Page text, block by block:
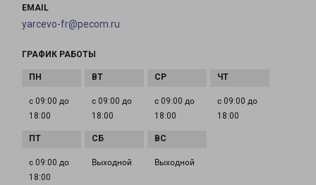
EMAIL
yarcevo-fr@pecom.ru
ГРАФИК РАБОТЫ
с 09:00 до
18:00
с 09:00 до
18:00
с 09:00 до
18:00
с 09:00 до
18:00
с 09:00 до
18:00
Выходной Выходной